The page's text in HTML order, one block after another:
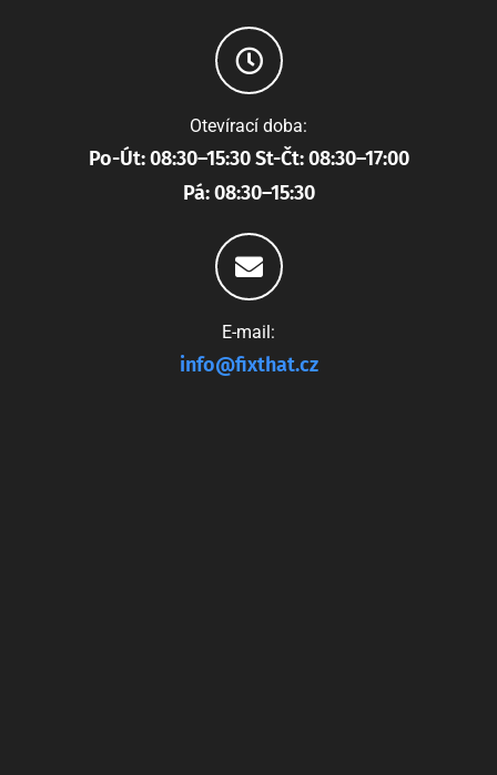
Otevírací doba:
Po-Út: 08:30–15:30 St-Čt: 08:30–17:00
Pá: 08:30–15:30
E-mail:
info@fixthat.cz